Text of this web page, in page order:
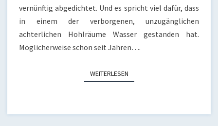
vernünftig abgedichtet. Und es spricht viel dafür, dass
in einem der verborgenen, unzugänglichen
achterlichen Hohlräume Wasser gestanden hat.
Möglicherweise schon seit Jahren….
WEITERLESENWEITERLESEN